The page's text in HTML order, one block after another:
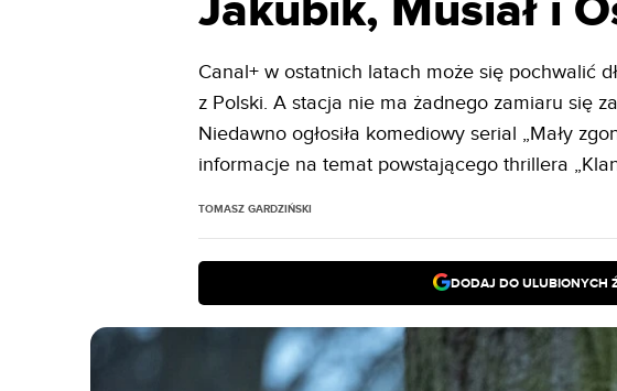
Canal+ w ostatnich latach może się pochwalić
z Polski. A stacja nie ma żadnego zamiaru się
Niedawno ogłosiła komediowy serial „Mały
informacje na temat powstającego thrillera
TOMASZ GARDZIŃSKI
DODAJ DO ULUBIONYCH